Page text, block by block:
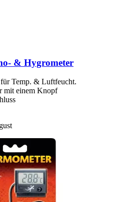
& Hygrometer
Temp. & Luftfeucht.
mit einem Knopf